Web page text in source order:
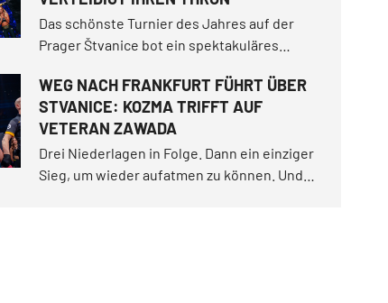
Das schönste Turnier des Jahres auf der
Prager Štvanice bot ein spektakuläres
Sommernacht sorgte Makhmud Muradov für
einen historischen Moment, als er Will
Fleury spektakulär ausknockte.
WEG NACH FRANKFURT FÜHRT ÜBER
STVANICE: KOZMA TRIFFT AUF
VETERAN ZAWADA
Drei Niederlagen in Folge. Dann ein einziger
Sieg, um wieder aufatmen zu können. Und